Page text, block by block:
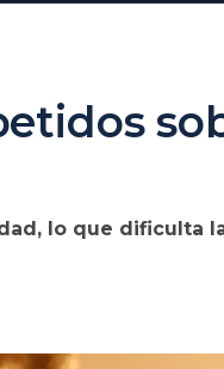
lo que dificulta